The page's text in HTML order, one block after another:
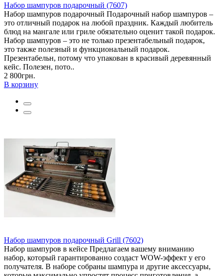
Набор шампуров подарочный (7607)
Набор шампуров подарочный Подарочный набор шампуров –
это отличный подарок на любой праздник. Каждый любитель
блюд на мангале или гриле обязательно оценит такой подарок.
Набор шампуров – это не только презентабельный подарок,
это также полезный и функциональный подарок.
Презентабельн, потому что упакован в красивый деревянный
кейс. Полезен, пото..
2 800грн.
В корзину
Набор шампуров подарочный Grill (7602)
Набор шампуров в кейсе Предлагаем вашему вниманию
набор, который гарантированно создаст WOW-эффект у его
получателя. В наборе собраны шампура и другие аксессуары,